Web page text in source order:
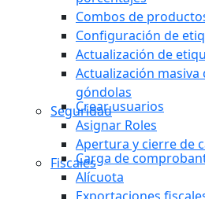
Combos de
Configuración de
Actualización de
Actualización masiva
góndolas
Seguridad
Crear usuarios
Asignar Roles
Apertura y cierre de
FiscalesCarga de
Alícuota